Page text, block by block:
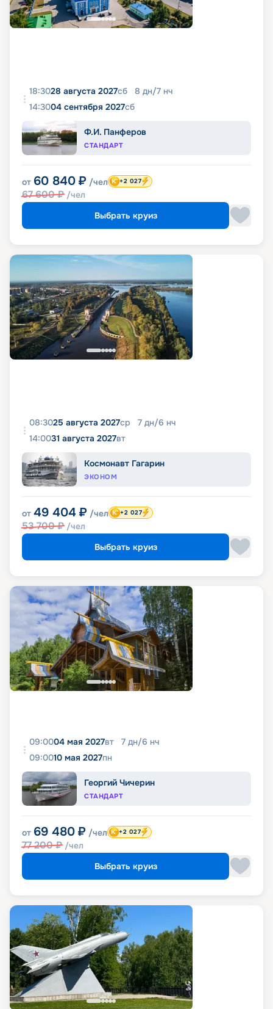
18:3028 августа 2027сб 8 дн/7 нч
14:3004 сентября 2027сб
Ф.И. Панферов
СТАНДАРТ
от 60 840 ₽ /чел
67 600₽ /чел
+2 027
Выбрать круиз
08:3025 августа 2027ср 7 дн/6 нч
14:0031 августа 2027вт
Космонавт Гагарин
ЭКОНОМ
от 49 404 ₽ /чел
53 700₽ /чел
+2 027
Выбрать круиз
09:0004 мая 2027вт 7 дн/6 нч
09:0010 мая 2027пн
Георгий Чичерин
СТАНДАРТ
от 69 480 ₽ /чел
77 200₽ /чел
+2 027
Выбрать круиз